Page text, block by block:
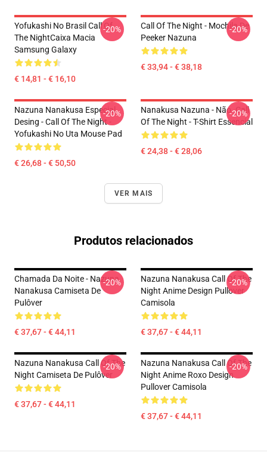
Yofukashi No Brasil Call Of
The NightCaixa Macia
Samsung Galaxy
€ 14,81 - € 16,10
-20%
Call Of The Night - Mochila De
Peeker Nazuna
€ 33,94 - € 38,18
-20%
Nazuna Nanakusa Especial
Desing - Call Of The Night -
Yofukashi No Uta Mouse Pad
€ 26,68 - € 50,50
-20%
Nanakusa Nazuna - Não. Call
Of The Night - T-Shirt Essencial
€ 24,38 - € 28,06
-20%
VER MAIS
Produtos relacionados
Chamada Da Noite - Nazuna
Nanakusa Camiseta De
Pulôver
€ 37,67 - € 44,11
-20%
Nazuna Nanakusa Call Of The
Night Anime Design Pullover
Camisola
€ 37,67 - € 44,11
-20%
Nazuna Nanakusa Call Of The
Night Camiseta De Pulôver
€ 37,67 - € 44,11
-20%
Nazuna Nanakusa Call Of The
Night Anime Roxo Design
Pullover Camisola
€ 37,67 - € 44,11
-20%